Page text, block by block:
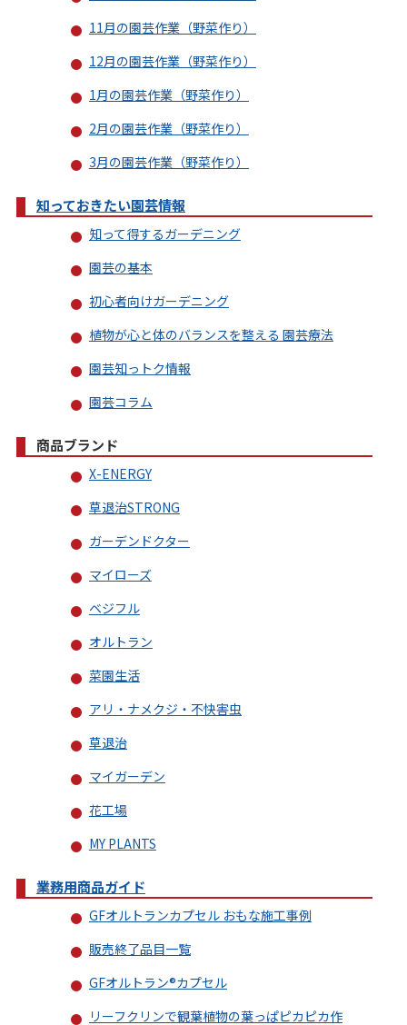
11月の園芸作業（野菜作り）
12月の園芸作業（野菜作り）
1月の園芸作業（野菜作り）
2月の園芸作業（野菜作り）
3月の園芸作業（野菜作り）
知っておきたい園芸情報
知って得するガーデニング
園芸の基本
初心者向けガーデニング
植物が心と体のバランスを整える 園芸療法
園芸知っトク情報
園芸コラム
商品ブランド
X-ENERGY
草退治STRONG
ガーデンドクター
マイローズ
ベジフル
オルトラン
菜園生活
アリ・ナメクジ・不快害虫
草退治
マイガーデン
花工場
MY PLANTS
業務用商品ガイド
GFオルトランカプセル おもな施工事例
販売終了品目一覧
GFオルトラン®カプセル
リーフクリンで観葉植物の葉っぱピカピカ作